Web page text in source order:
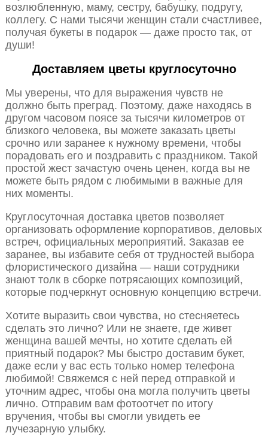
возлюбленную, маму, сестру, бабушку, подругу,
коллегу. С нами тысячи женщин стали счастливее,
получая букеты в подарок — даже просто так, от
души!
Доставляем цветы круглосуточно
Мы уверены, что для выражения чувств не
должно быть преград. Поэтому, даже находясь в
другом часовом поясе за тысячи километров от
близкого человека, вы можете заказать цветы
срочно или заранее к нужному времени, чтобы
порадовать его и поздравить с праздником. Такой
простой жест зачастую очень ценен, когда вы не
можете быть рядом с любимыми в важные для
них моменты.
Круглосуточная доставка цветов позволяет
организовать оформление корпоративов, деловых
встреч, официальных мероприятий. Заказав ее
заранее, вы избавите себя от трудностей выбора
флористического дизайна — наши сотрудники
знают толк в сборке потрясающих композиций,
которые подчеркнут основную концепцию встречи.
Хотите выразить свои чувства, но стесняетесь
сделать это лично? Или не знаете, где живет
женщина вашей мечты, но хотите сделать ей
приятный подарок? Мы быстро доставим букет,
даже если у вас есть только номер телефона
любимой! Свяжемся с ней перед отправкой и
уточним адрес, чтобы она могла получить цветы
лично. Отправим вам фотоотчет по итогу
вручения, чтобы вы смогли увидеть ее
лучезарную улыбку.